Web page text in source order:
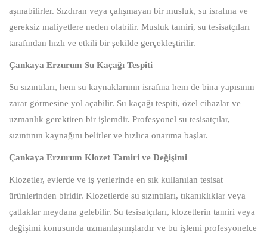
aşınabilirler. Sızdıran veya çalışmayan bir musluk, su israfına ve
gereksiz maliyetlere neden olabilir. Musluk tamiri, su tesisatçıları
tarafından hızlı ve etkili bir şekilde gerçekleştirilir.
Çankaya Erzurum Su Kaçağı Tespiti
Su sızıntıları, hem su kaynaklarının israfına hem de bina yapısının
zarar görmesine yol açabilir. Su kaçağı tespiti, özel cihazlar ve
uzmanlık gerektiren bir işlemdir. Profesyonel su tesisatçılar,
sızıntının kaynağını belirler ve hızlıca onarıma başlar.
Çankaya Erzurum Klozet Tamiri ve Değişimi
Klozetler, evlerde ve iş yerlerinde en sık kullanılan tesisat
ürünlerinden biridir. Klozetlerde su sızıntıları, tıkanıklıklar veya
çatlaklar meydana gelebilir. Su tesisatçıları, klozetlerin tamiri veya
değişimi konusunda uzmanlaşmışlardır ve bu işlemi profesyonelce